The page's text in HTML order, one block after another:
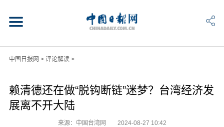
中国日报网 > 评论解读>
赖清德还在做“脱钩断链”迷梦？台湾经济发
展离不开大陆
来源：中国台湾网 2024-08-27 10:42